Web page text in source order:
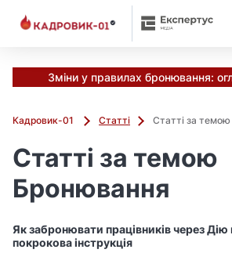
Зміни у правилах бронювання:
Кадровик-01 Статті Статті за
Статті за темою
Бронювання
Як забронювати працівників через Дію
покрокова інструкція